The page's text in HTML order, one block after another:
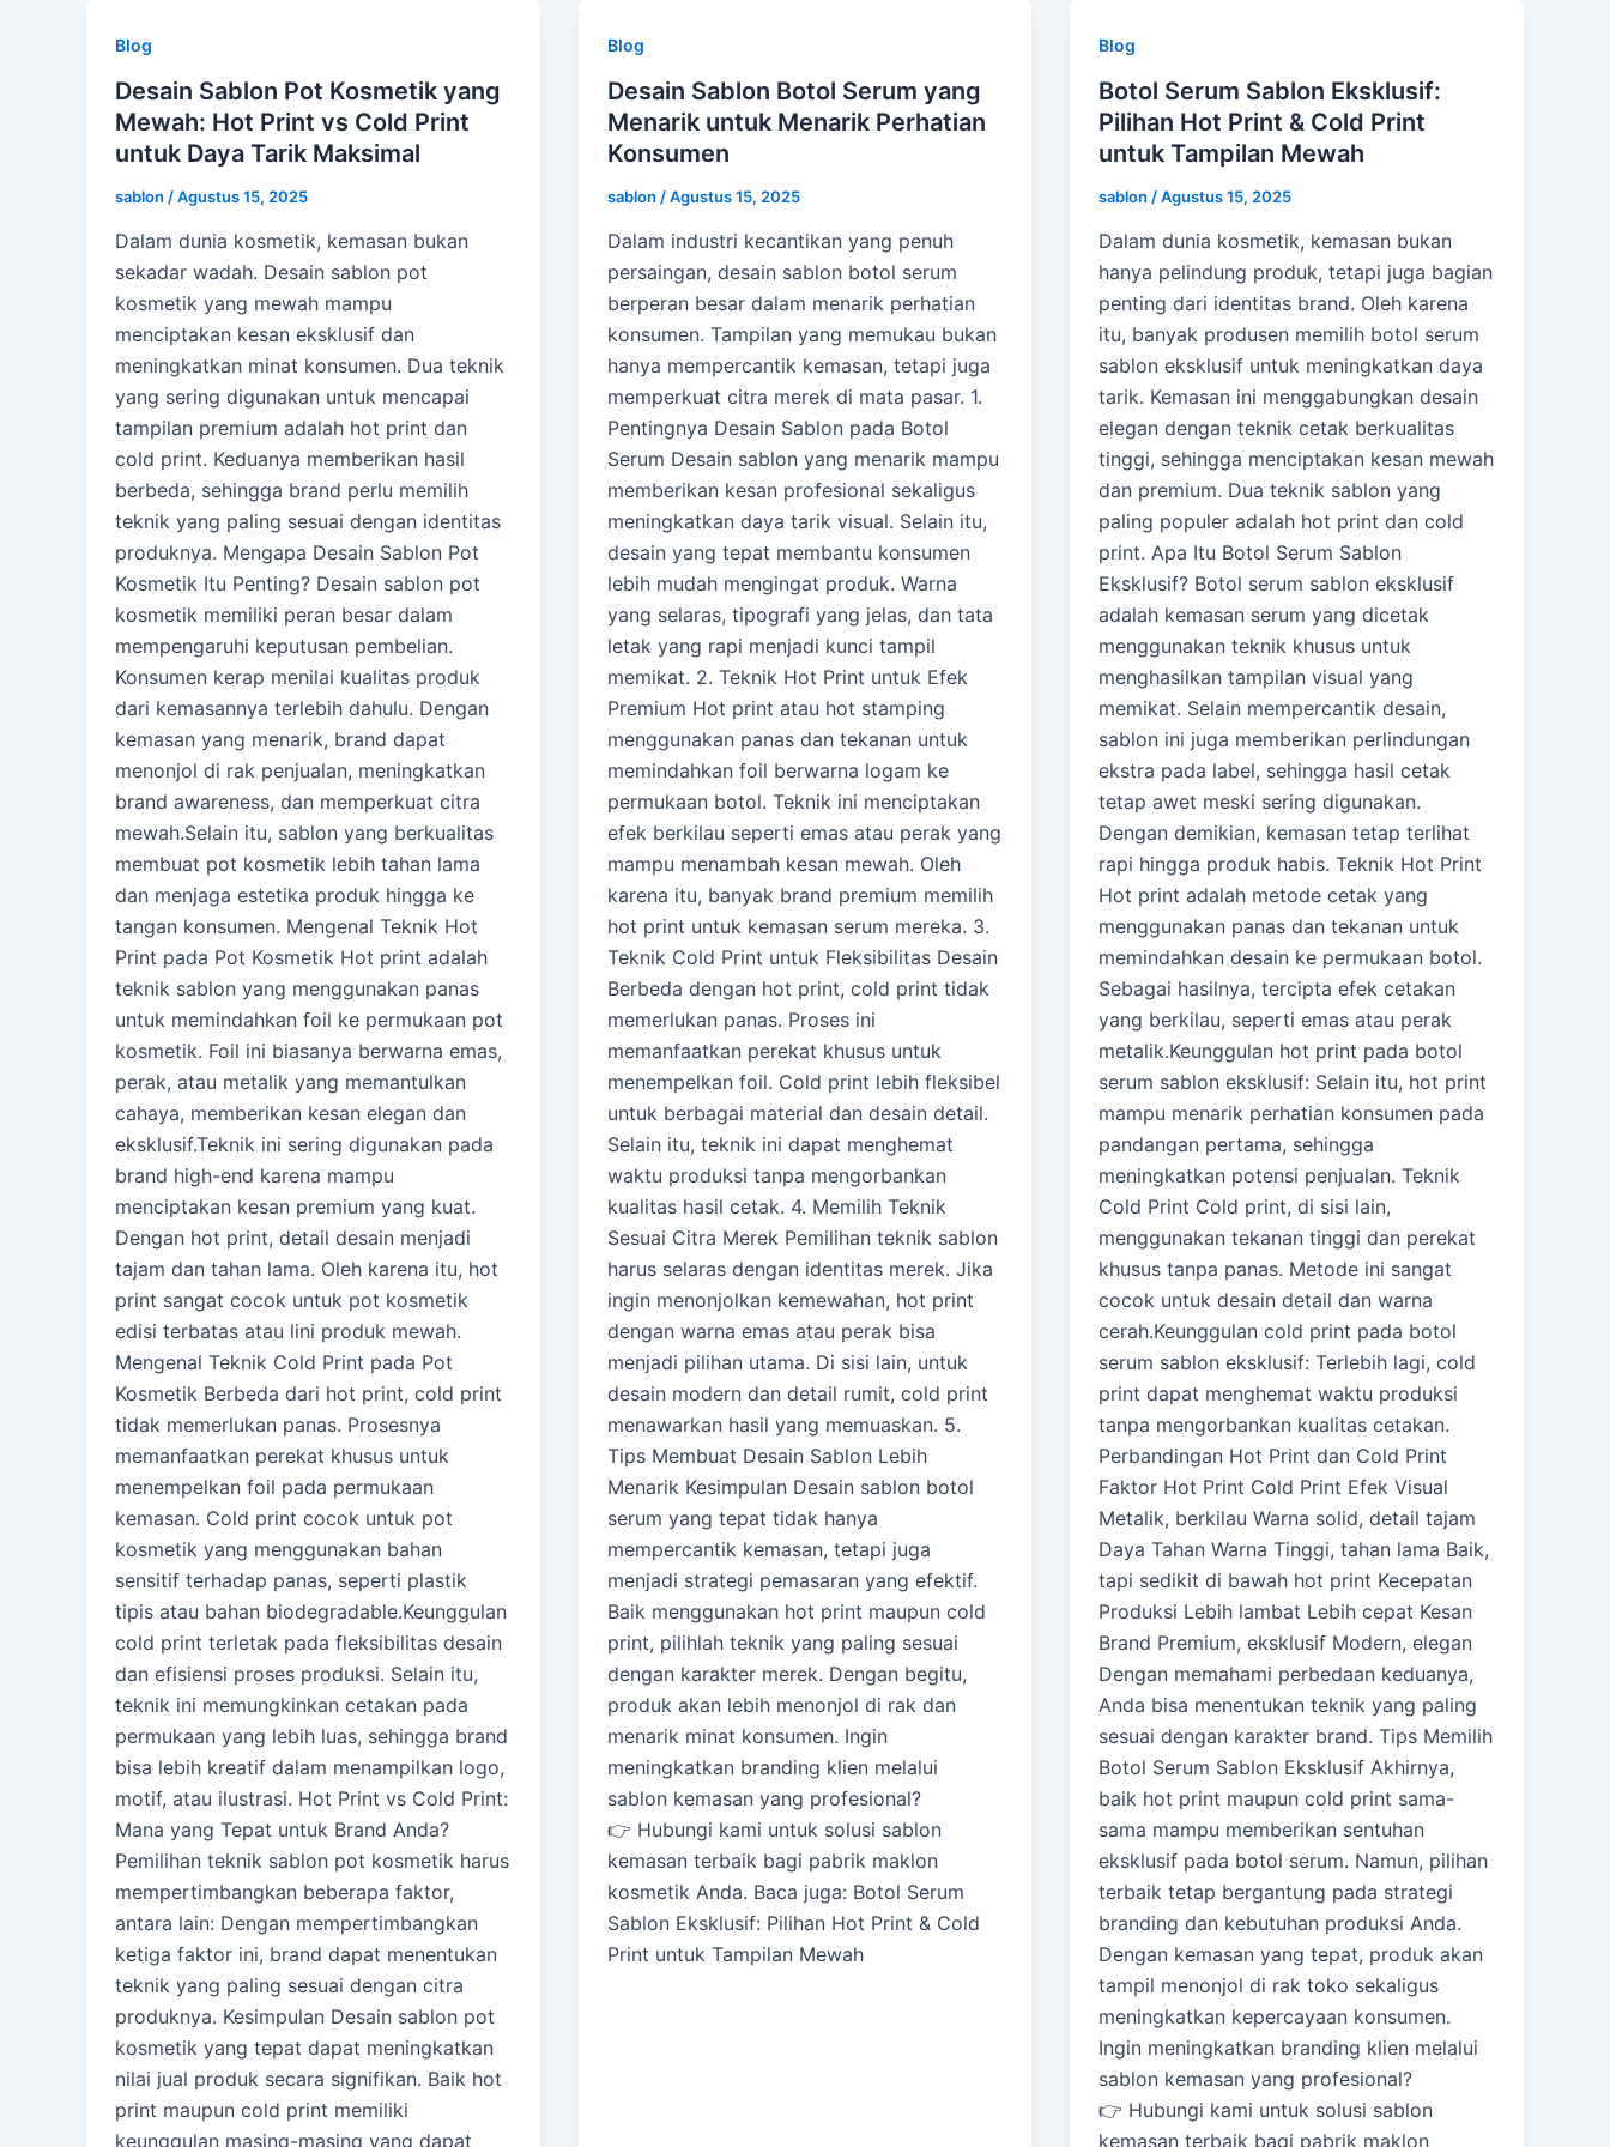
Blog
Desain Sablon Pot Kosmetik yang
Mewah: Hot Print vs Cold Print
untuk Daya Tarik Maksimal
sablon /Agustus 15, 2025
Dalam dunia kosmetik, kemasan bukan
sekadar wadah. Desain sablon pot
kosmetik yang mewah mampu
menciptakan kesan eksklusif dan
meningkatkan minat konsumen. Dua teknik
yang sering digunakan untuk mencapai
tampilan premium adalah hot print dan
cold print. Keduanya memberikan hasil
berbeda, sehingga brand perlu memilih
teknik yang paling sesuai dengan identitas
produknya. Mengapa Desain Sablon Pot
Kosmetik Itu Penting? Desain sablon pot
kosmetik memiliki peran besar dalam
mempengaruhi keputusan pembelian.
Konsumen kerap menilai kualitas produk
dari kemasannya terlebih dahulu. Dengan
kemasan yang menarik, brand dapat
menonjol di rak penjualan, meningkatkan
brand awareness, dan memperkuat citra
mewah.Selain itu, sablon yang berkualitas
membuat pot kosmetik lebih tahan lama
dan menjaga estetika produk hingga ke
tangan konsumen. Mengenal Teknik Hot
Print pada Pot Kosmetik Hot print adalah
teknik sablon yang menggunakan panas
untuk memindahkan foil ke permukaan pot
kosmetik. Foil ini biasanya berwarna emas,
perak, atau metalik yang memantulkan
cahaya, memberikan kesan elegan dan
eksklusif.Teknik ini sering digunakan pada
brand high-end karena mampu
menciptakan kesan premium yang kuat.
Dengan hot print, detail desain menjadi
tajam dan tahan lama. Oleh karena itu, hot
print sangat cocok untuk pot kosmetik
edisi terbatas atau lini produk mewah.
Mengenal Teknik Cold Print pada Pot
Kosmetik Berbeda dari hot print, cold print
tidak memerlukan panas. Prosesnya
memanfaatkan perekat khusus untuk
menempelkan foil pada permukaan
kemasan. Cold print cocok untuk pot
kosmetik yang menggunakan bahan
sensitif terhadap panas, seperti plastik
tipis atau bahan biodegradable.Keunggulan
cold print terletak pada fleksibilitas desain
dan efisiensi proses produksi. Selain itu,
teknik ini memungkinkan cetakan pada
permukaan yang lebih luas, sehingga brand
bisa lebih kreatif dalam menampilkan logo,
motif, atau ilustrasi. Hot Print vs Cold Print:
Mana yang Tepat untuk Brand Anda?
Pemilihan teknik sablon pot kosmetik harus
mempertimbangkan beberapa faktor,
antara lain: Dengan mempertimbangkan
ketiga faktor ini, brand dapat menentukan
teknik yang paling sesuai dengan citra
produknya. Kesimpulan Desain sablon pot
kosmetik yang tepat dapat meningkatkan
nilai jual produk secara signifikan. Baik hot
print maupun cold print memiliki
keunggulan masing-masing yang dapat
Blog
Desain Sablon Botol Serum yang
Menarik untuk Menarik Perhatian
Konsumen
sablon /Agustus 15, 2025
Dalam industri kecantikan yang penuh
persaingan, desain sablon botol serum
berperan besar dalam menarik perhatian
konsumen. Tampilan yang memukau bukan
hanya mempercantik kemasan, tetapi juga
memperkuat citra merek di mata pasar. 1.
Pentingnya Desain Sablon pada Botol
Serum Desain sablon yang menarik mampu
memberikan kesan profesional sekaligus
meningkatkan daya tarik visual. Selain itu,
desain yang tepat membantu konsumen
lebih mudah mengingat produk. Warna
yang selaras, tipografi yang jelas, dan tata
letak yang rapi menjadi kunci tampil
memikat. 2. Teknik Hot Print untuk Efek
Premium Hot print atau hot stamping
menggunakan panas dan tekanan untuk
memindahkan foil berwarna logam ke
permukaan botol. Teknik ini menciptakan
efek berkilau seperti emas atau perak yang
mampu menambah kesan mewah. Oleh
karena itu, banyak brand premium memilih
hot print untuk kemasan serum mereka. 3.
Teknik Cold Print untuk Fleksibilitas Desain
Berbeda dengan hot print, cold print tidak
memerlukan panas. Proses ini
memanfaatkan perekat khusus untuk
menempelkan foil. Cold print lebih fleksibel
untuk berbagai material dan desain detail.
Selain itu, teknik ini dapat menghemat
waktu produksi tanpa mengorbankan
kualitas hasil cetak. 4. Memilih Teknik
Sesuai Citra Merek Pemilihan teknik sablon
harus selaras dengan identitas merek. Jika
ingin menonjolkan kemewahan, hot print
dengan warna emas atau perak bisa
menjadi pilihan utama. Di sisi lain, untuk
desain modern dan detail rumit, cold print
menawarkan hasil yang memuaskan. 5.
Tips Membuat Desain Sablon Lebih
Menarik Kesimpulan Desain sablon botol
serum yang tepat tidak hanya
mempercantik kemasan, tetapi juga
menjadi strategi pemasaran yang efektif.
Baik menggunakan hot print maupun cold
print, pilihlah teknik yang paling sesuai
dengan karakter merek. Dengan begitu,
produk akan lebih menonjol di rak dan
menarik minat konsumen. Ingin
meningkatkan branding klien melalui
sablon kemasan yang profesional?
👉 Hubungi kami untuk solusi sablon
kemasan terbaik bagi pabrik maklon
kosmetik Anda. Baca juga: Botol Serum
Sablon Eksklusif: Pilihan Hot Print & Cold
Print untuk Tampilan Mewah
Blog
Botol Serum Sablon Eksklusif:
Pilihan Hot Print & Cold Print
untuk Tampilan Mewah
sablon /Agustus 15, 2025
Dalam dunia kosmetik, kemasan bukan
hanya pelindung produk, tetapi juga bagian
penting dari identitas brand. Oleh karena
itu, banyak produsen memilih botol serum
sablon eksklusif untuk meningkatkan daya
tarik. Kemasan ini menggabungkan desain
elegan dengan teknik cetak berkualitas
tinggi, sehingga menciptakan kesan mewah
dan premium. Dua teknik sablon yang
paling populer adalah hot print dan cold
print. Apa Itu Botol Serum Sablon
Eksklusif? Botol serum sablon eksklusif
adalah kemasan serum yang dicetak
menggunakan teknik khusus untuk
menghasilkan tampilan visual yang
memikat. Selain mempercantik desain,
sablon ini juga memberikan perlindungan
ekstra pada label, sehingga hasil cetak
tetap awet meski sering digunakan.
Dengan demikian, kemasan tetap terlihat
rapi hingga produk habis. Teknik Hot Print
Hot print adalah metode cetak yang
menggunakan panas dan tekanan untuk
memindahkan desain ke permukaan botol.
Sebagai hasilnya, tercipta efek cetakan
yang berkilau, seperti emas atau perak
metalik.Keunggulan hot print pada botol
serum sablon eksklusif: Selain itu, hot print
mampu menarik perhatian konsumen pada
pandangan pertama, sehingga
meningkatkan potensi penjualan. Teknik
Cold Print Cold print, di sisi lain,
menggunakan tekanan tinggi dan perekat
khusus tanpa panas. Metode ini sangat
cocok untuk desain detail dan warna
cerah.Keunggulan cold print pada botol
serum sablon eksklusif: Terlebih lagi, cold
print dapat menghemat waktu produksi
tanpa mengorbankan kualitas cetakan.
Perbandingan Hot Print dan Cold Print
Faktor Hot Print Cold Print Efek Visual
Metalik, berkilau Warna solid, detail tajam
Daya Tahan Warna Tinggi, tahan lama Baik,
tapi sedikit di bawah hot print Kecepatan
Produksi Lebih lambat Lebih cepat Kesan
Brand Premium, eksklusif Modern, elegan
Dengan memahami perbedaan keduanya,
Anda bisa menentukan teknik yang paling
sesuai dengan karakter brand. Tips Memilih
Botol Serum Sablon Eksklusif Akhirnya,
baik hot print maupun cold print sama-
sama mampu memberikan sentuhan
eksklusif pada botol serum. Namun, pilihan
terbaik tetap bergantung pada strategi
branding dan kebutuhan produksi Anda.
Dengan kemasan yang tepat, produk akan
tampil menonjol di rak toko sekaligus
meningkatkan kepercayaan konsumen.
Ingin meningkatkan branding klien melalui
sablon kemasan yang profesional?
👉 Hubungi kami untuk solusi sablon
kemasan terbaik bagi pabrik maklon